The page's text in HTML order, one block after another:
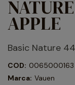
APPLE
Basic Nature
COD: 0065000163
Marca: Vauen